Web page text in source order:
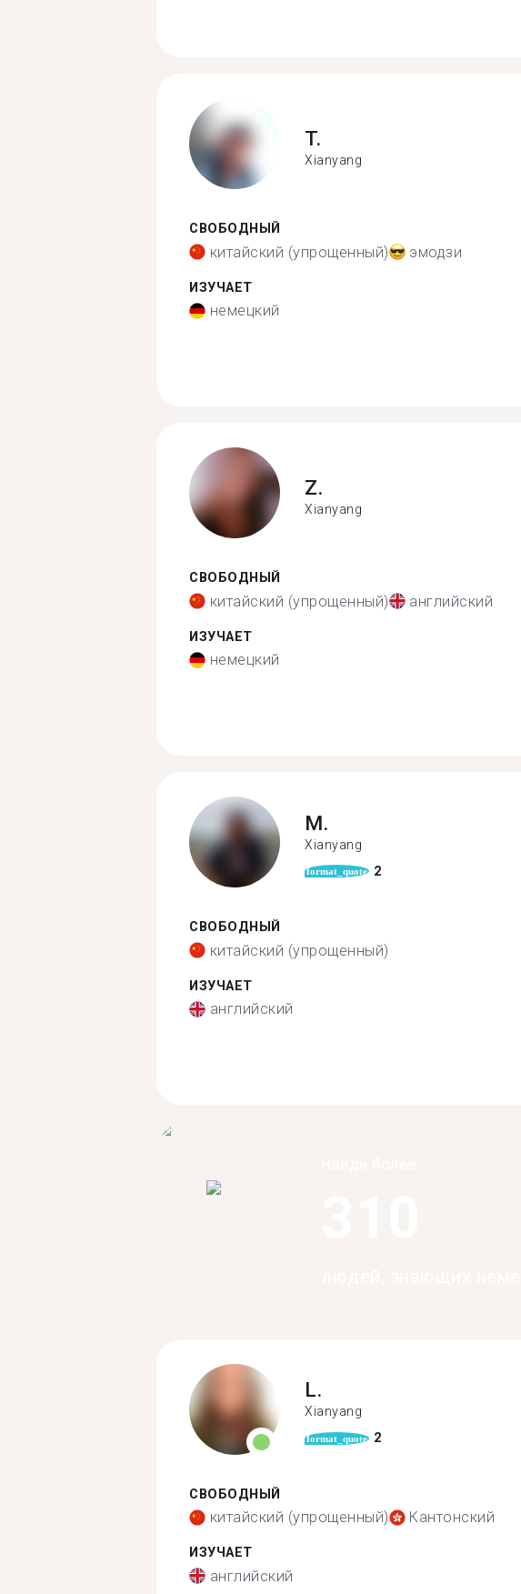
T.
Xianyang
СВОБОДНЫЙ
китайский (упрощенный) эмодзи
ИЗУЧАЕТ
немецкий
Z.
Xianyang
СВОБОДНЫЙ
китайский (упрощенный) английский
ИЗУЧАЕТ
немецкий
M.
Xianyang
format_quote 2
СВОБОДНЫЙ
китайский (упрощенный)
ИЗУЧАЕТ
английский
L.
Xianyang
format_quote 2
СВОБОДНЫЙ
китайский (упрощенный) Кантонский
ИЗУЧАЕТ
английский